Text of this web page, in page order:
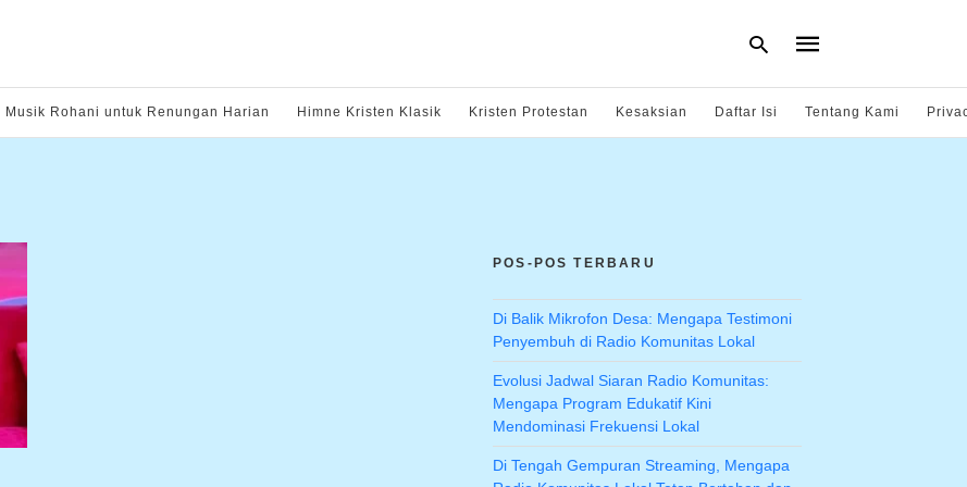
Musik Rohani untuk Renungan Harian Himne Kristen Klasik Kristen Protestan Kesaksian Daftar Isi Tentang Kami
POS-POS TERBARU
Di Balik Mikrofon Desa: Mengapa Testimoni
Penyembuh di Radio Komunitas Lokal
Evolusi Jadwal Siaran Radio Komunitas:
Mengapa Program Edukatif Kini
Mendominasi Frekuensi Lokal
Di Tengah Gempuran Streaming, Mengapa